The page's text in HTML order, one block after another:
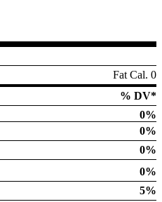
Fat Cal. 0
% DV*
0%
0%
0%
0%
5%